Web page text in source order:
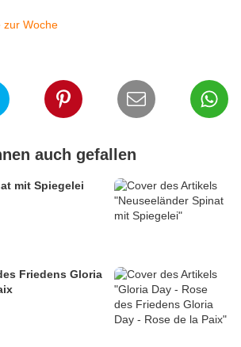
zur Woche
auch gefallen
mit Spiegelei
Gloria